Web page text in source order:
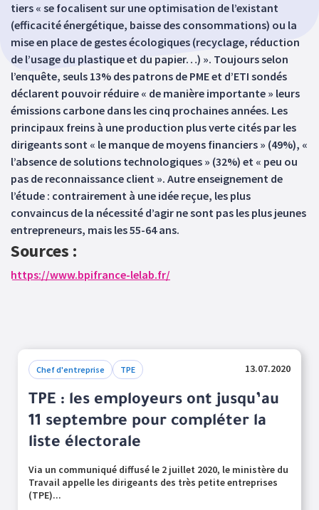
tiers « se focalisent sur une optimisation de l’existant
(efficacité énergétique, baisse des consommations) ou la
mise en place de gestes écologiques (recyclage, réduction
de l’usage du plastique et du papier…) ». Toujours selon
l’enquête, seuls 13% des patrons de PME et d’ETI sondés
déclarent pouvoir réduire « de manière importante » leurs
émissions carbone dans les cinq prochaines années. Les
principaux freins à une production plus verte cités par les
dirigeants sont « le manque de moyens financiers » (49%), «
l’absence de solutions technologiques » (32%) et « peu ou
pas de reconnaissance client ». Autre enseignement de
l’étude : contrairement à une idée reçue, les plus
convaincus de la nécessité d’agir ne sont pas les plus jeunes
entrepreneurs, mais les 55-64 ans.
Sources :
https://www.bpifrance-lelab.fr/
Chef d'entreprise TPE 13.07.2020
TPE : les employeurs ont jusqu’au
11 septembre pour compléter la
liste électorale
Via un communiqué diffusé le 2 juillet 2020, le ministère du
Travail appelle les dirigeants des très petite entreprises
(TPE)...